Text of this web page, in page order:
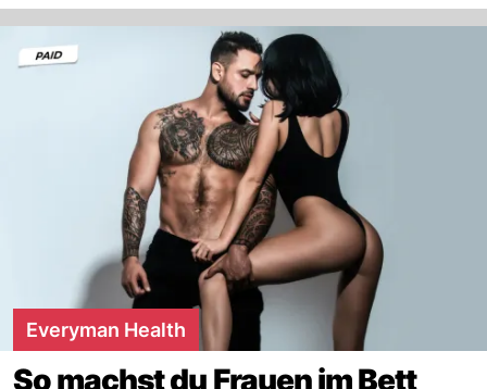
Everyman Health
So machst du Frauen im Bett